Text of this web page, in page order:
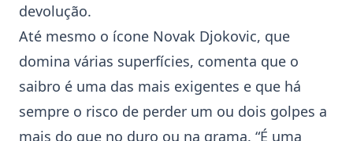
devolução.
Até mesmo o ícone Novak Djokovic, que
domina várias superfícies, comenta que o
saibro é uma das mais exigentes e que há
sempre o risco de perder um ou dois golpes a
mais do que no duro ou na grama. “É uma